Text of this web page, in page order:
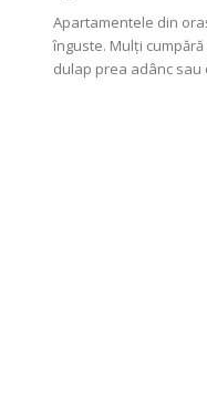
Apartamentele din
înguste. Mulți
dulap prea adânc sau